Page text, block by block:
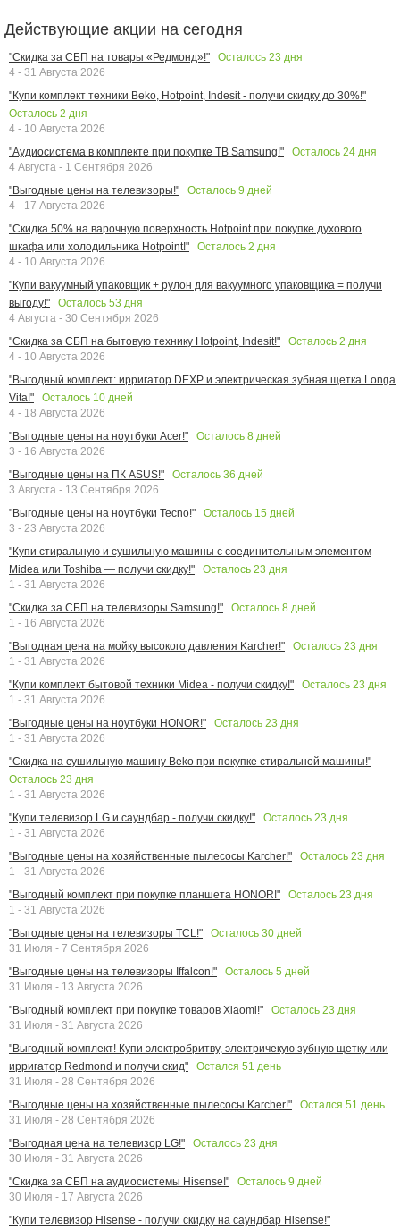
Действующие акции на сегодня
"Скидка за СБП на товары «Редмонд»!" Осталось 23 дня
4 - 31 Августа 2026
"Купи комплект техники Beko, Hotpoint, Indesit - получи скидку до 30%!"
Осталось 2 дня
4 - 10 Августа 2026
"Аудиосистема в комплекте при покупке ТВ Samsung!"
Осталось 24 дня
4 Августа - 1 Сентября 2026
"Выгодные цены на телевизоры!"
Осталось 9 дней
4 - 17 Августа 2026
"Скидка 50% на варочную поверхность Hotpoint при покупке духового
шкафа или холодильника Hotpoint!"
Осталось 2 дня
4 - 10 Августа 2026
"Купи вакуумный упаковщик + рулон для вакуумного упаковщика = получи
выгоду!"
Осталось 53 дня
4 Августа - 30 Сентября 2026
"Скидка за СБП на бытовую технику Hotpoint, Indesit!"
Осталось 2 дня
4 - 10 Августа 2026
"Выгодный комплект: ирригатор DEXP и электрическая зубная щетка Longa
Vita!"
Осталось 10 дней
4 - 18 Августа 2026
"Выгодные цены на ноутбуки Acer!"
Осталось 8 дней
3 - 16 Августа 2026
"Выгодные цены на ПК ASUS!"
Осталось 36 дней
3 Августа - 13 Сентября 2026
"Выгодные цены на ноутбуки Tecno!"
Осталось 15 дней
3 - 23 Августа 2026
"Купи стиральную и сушильную машины с соединительным элементом
Midea или Toshiba — получи скидку!"
Осталось 23 дня
1 - 31 Августа 2026
"Скидка за СБП на телевизоры Samsung!"
Осталось 8 дней
1 - 16 Августа 2026
"Выгодная цена на мойку высокого давления Karcher!"
Осталось 23 дня
1 - 31 Августа 2026
"Купи комплект бытовой техники Midea - получи скидку!"
Осталось 23 дня
1 - 31 Августа 2026
"Выгодные цены на ноутбуки HONOR!"
Осталось 23 дня
1 - 31 Августа 2026
"Скидка на сушильную машину Beko при покупке стиральной машины!"
Осталось 23 дня
1 - 31 Августа 2026
"Купи телевизор LG и саундбар - получи скидку!"
Осталось 23 дня
1 - 31 Августа 2026
"Выгодные цены на хозяйственные пылесосы Karcher!"
Осталось 23 дня
1 - 31 Августа 2026
"Выгодный комплект при покупке планшета HONOR!"
Осталось 23 дня
1 - 31 Августа 2026
"Выгодные цены на телевизоры TCL!"
Осталось 30 дней
31 Июля - 7 Сентября 2026
"Выгодные цены на телевизоры Iffalcon!"
Осталось 5 дней
31 Июля - 13 Августа 2026
"Выгодный комплект при покупке товаров Xiaomi!"
Осталось 23 дня
31 Июля - 31 Августа 2026
"Выгодный комплект! Купи электробритву, электричекую зубную щетку или
ирригатор Redmond и получи скид"
Остался 51 день
31 Июля - 28 Сентября 2026
"Выгодные цены на хозяйственные пылесосы Karcher!"
Остался 51 день
31 Июля - 28 Сентября 2026
"Выгодная цена на телевизор LG!"
Осталось 23 дня
30 Июля - 31 Августа 2026
"Скидка за СБП на аудиосистемы Hisense!"
Осталось 9 дней
30 Июля - 17 Августа 2026
"Купи телевизор Hisense - получи скидку на саундбар Hisense!"